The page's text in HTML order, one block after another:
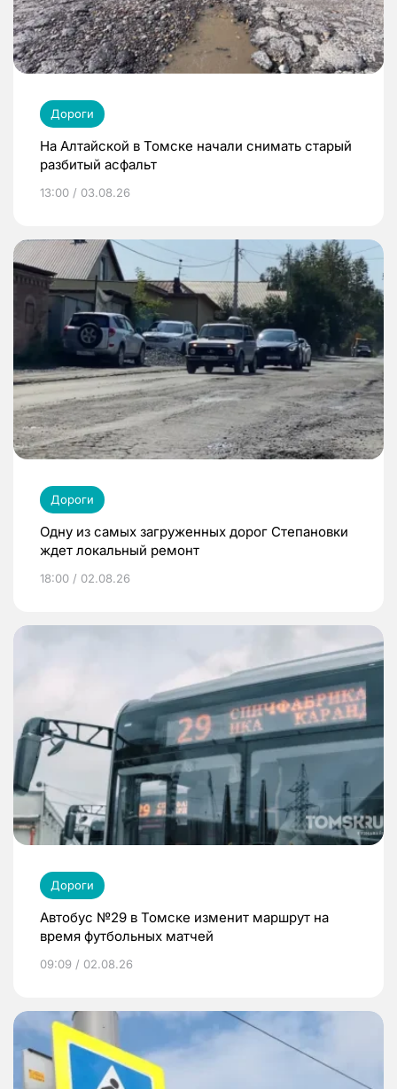
Дороги
На Алтайской в Томске начали снимать старый
разбитый асфальт
13:00 / 03.08.26
Дороги
Одну из самых загруженных дорог Степановки
ждет локальный ремонт
18:00 / 02.08.26
Дороги
Автобус №29 в Томске изменит маршрут на
время футбольных матчей
09:09 / 02.08.26